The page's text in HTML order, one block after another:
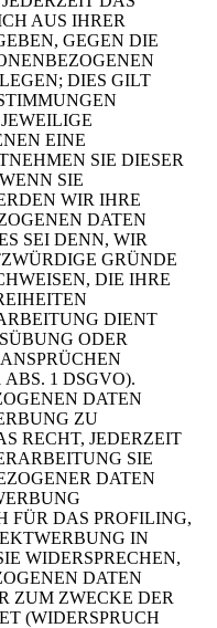
AUS IHRER
GEGEN DIE
DIES GILT
EINE
SIE DIESER
SIE
WIR IHRE
DATEN
SEI DENN, WIR
GRÜNDE
DIE IHRE
DIENT
ODER
1 DSGVO).
DATEN
ZU
RECHT, JEDERZEIT
SIE
DATEN
FÜR DAS PROFILING,
IN
WIDERSPRECHEN,
DATEN
ZUM ZWECKE DER
(WIDERSPRUCH